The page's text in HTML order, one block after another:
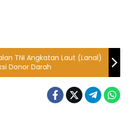
TNI Angkatan Laut (Lanal)
Donor Darah